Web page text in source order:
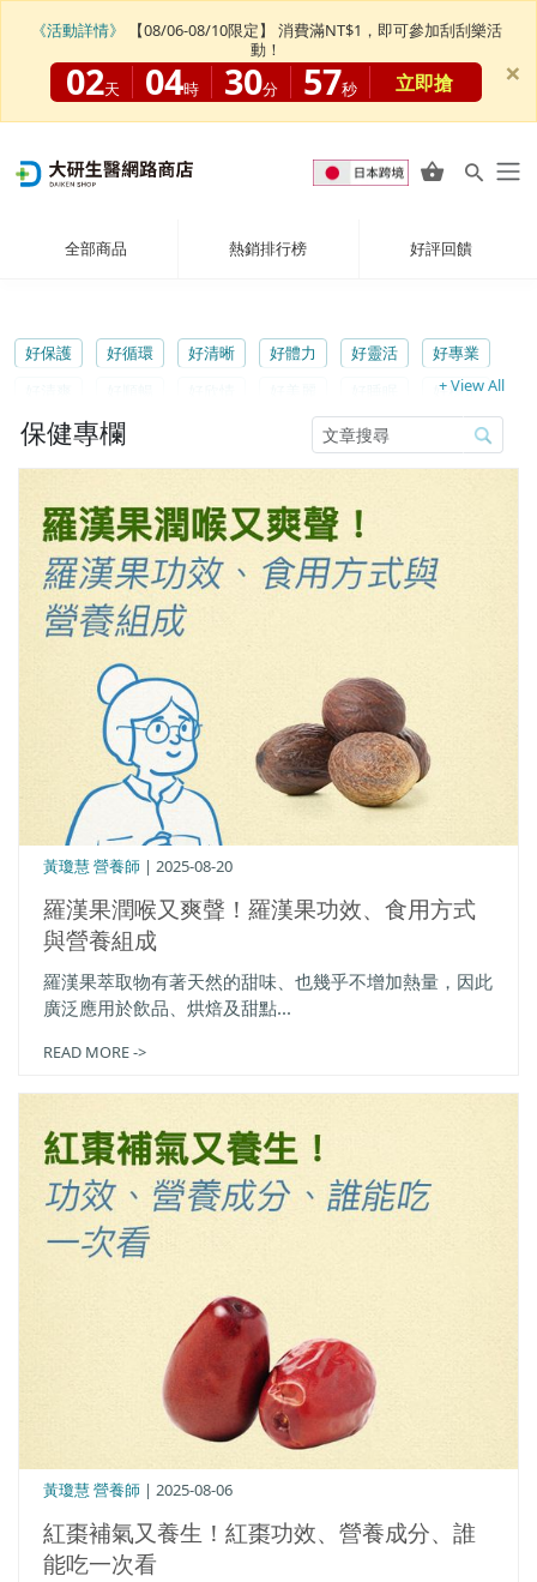
全部商品 熱銷排行榜 好評回饋
好保護 好循環 好清晰 好體力 好靈活
好專業
好穩定
好靈光
好享So
+ View All
保健專欄
羅漢果潤喉又爽聲！羅漢果功效、食用方式
與營養組成
黃瓊慧 營養師 | 2025-08-20
羅漢果萃取物有著天然的甜味、也幾乎不增加熱量，因此
廣泛應用於飲品、烘焙及甜點...
READ MORE ->
紅棗補氣又養生！紅棗功效、營養成分、誰
能吃一次看
黃瓊慧 營養師 | 2025-08-06
《活動詳情》
【08/06-08/10限定】 消費滿NT$1，即可參加刮刮樂活
動！
02天 04時 30分 56秒 立即搶 ×